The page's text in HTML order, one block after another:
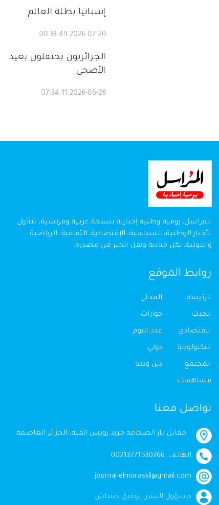
إسبانيا بطلة العالم
2026-07-20 00:33:49
الجزائريون يحتفلون بعيد
الأضحى
2026-05-28 07:34:11
المراسل، يومية وطنية إخبارية بنسخة عربية وفرنسية، تتناول
الأخبار الوطنية، السياسية، الإقتصادية، الثقافية، الرياضية
والدولية، بكل حيادية ونقل الخبر من مصدره.
روابط الموقع
الرئيسة
الحدث
الاقتصادي
التكنولوجيا
المجتمع
مساهمات
المحلي
حوارات
عدد اليوم
دولي
دين ودنيا
تواصل معنا
مقابل دار الصحافة فريد زويش القبة، الجزائر العاصمة
الهاتف: 00213771530266
journal.elmorassil@gmail.com
مسؤول النشر: توفيق حمداش